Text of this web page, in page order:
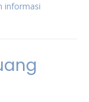
informasi